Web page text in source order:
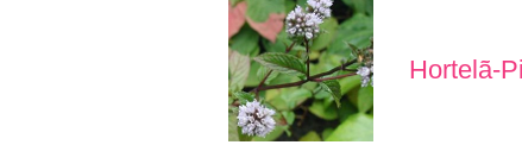
Hortelã-